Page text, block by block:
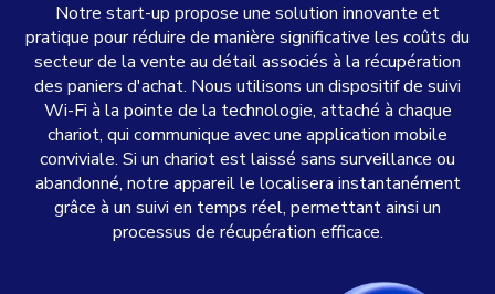
Notre start-up propose une solution innovante et
pratique pour réduire de manière significative les coûts du
secteur de la vente au détail associés à la récupération
des paniers d'achat. Nous utilisons un dispositif de suivi
Wi-Fi à la pointe de la technologie, attaché à chaque
chariot, qui communique avec une application mobile
conviviale. Si un chariot est laissé sans surveillance ou
abandonné, notre appareil le localisera instantanément
grâce à un suivi en temps réel, permettant ainsi un
processus de récupération efficace.